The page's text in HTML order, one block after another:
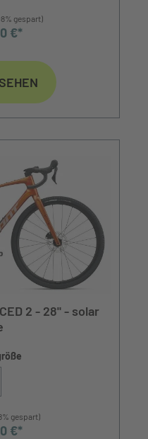
gespart)
€*
2 - 28" - solar
gespart)
€*